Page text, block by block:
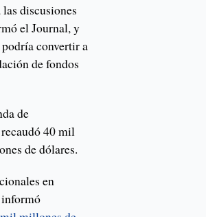
discusiones
el Journal, y
convertir a
de fondos
de
40 mil
de dólares.
en